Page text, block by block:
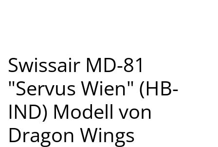
Swissair MD-81
"Servus Wien" (HB-
IND) Modell von
Dragon Wings